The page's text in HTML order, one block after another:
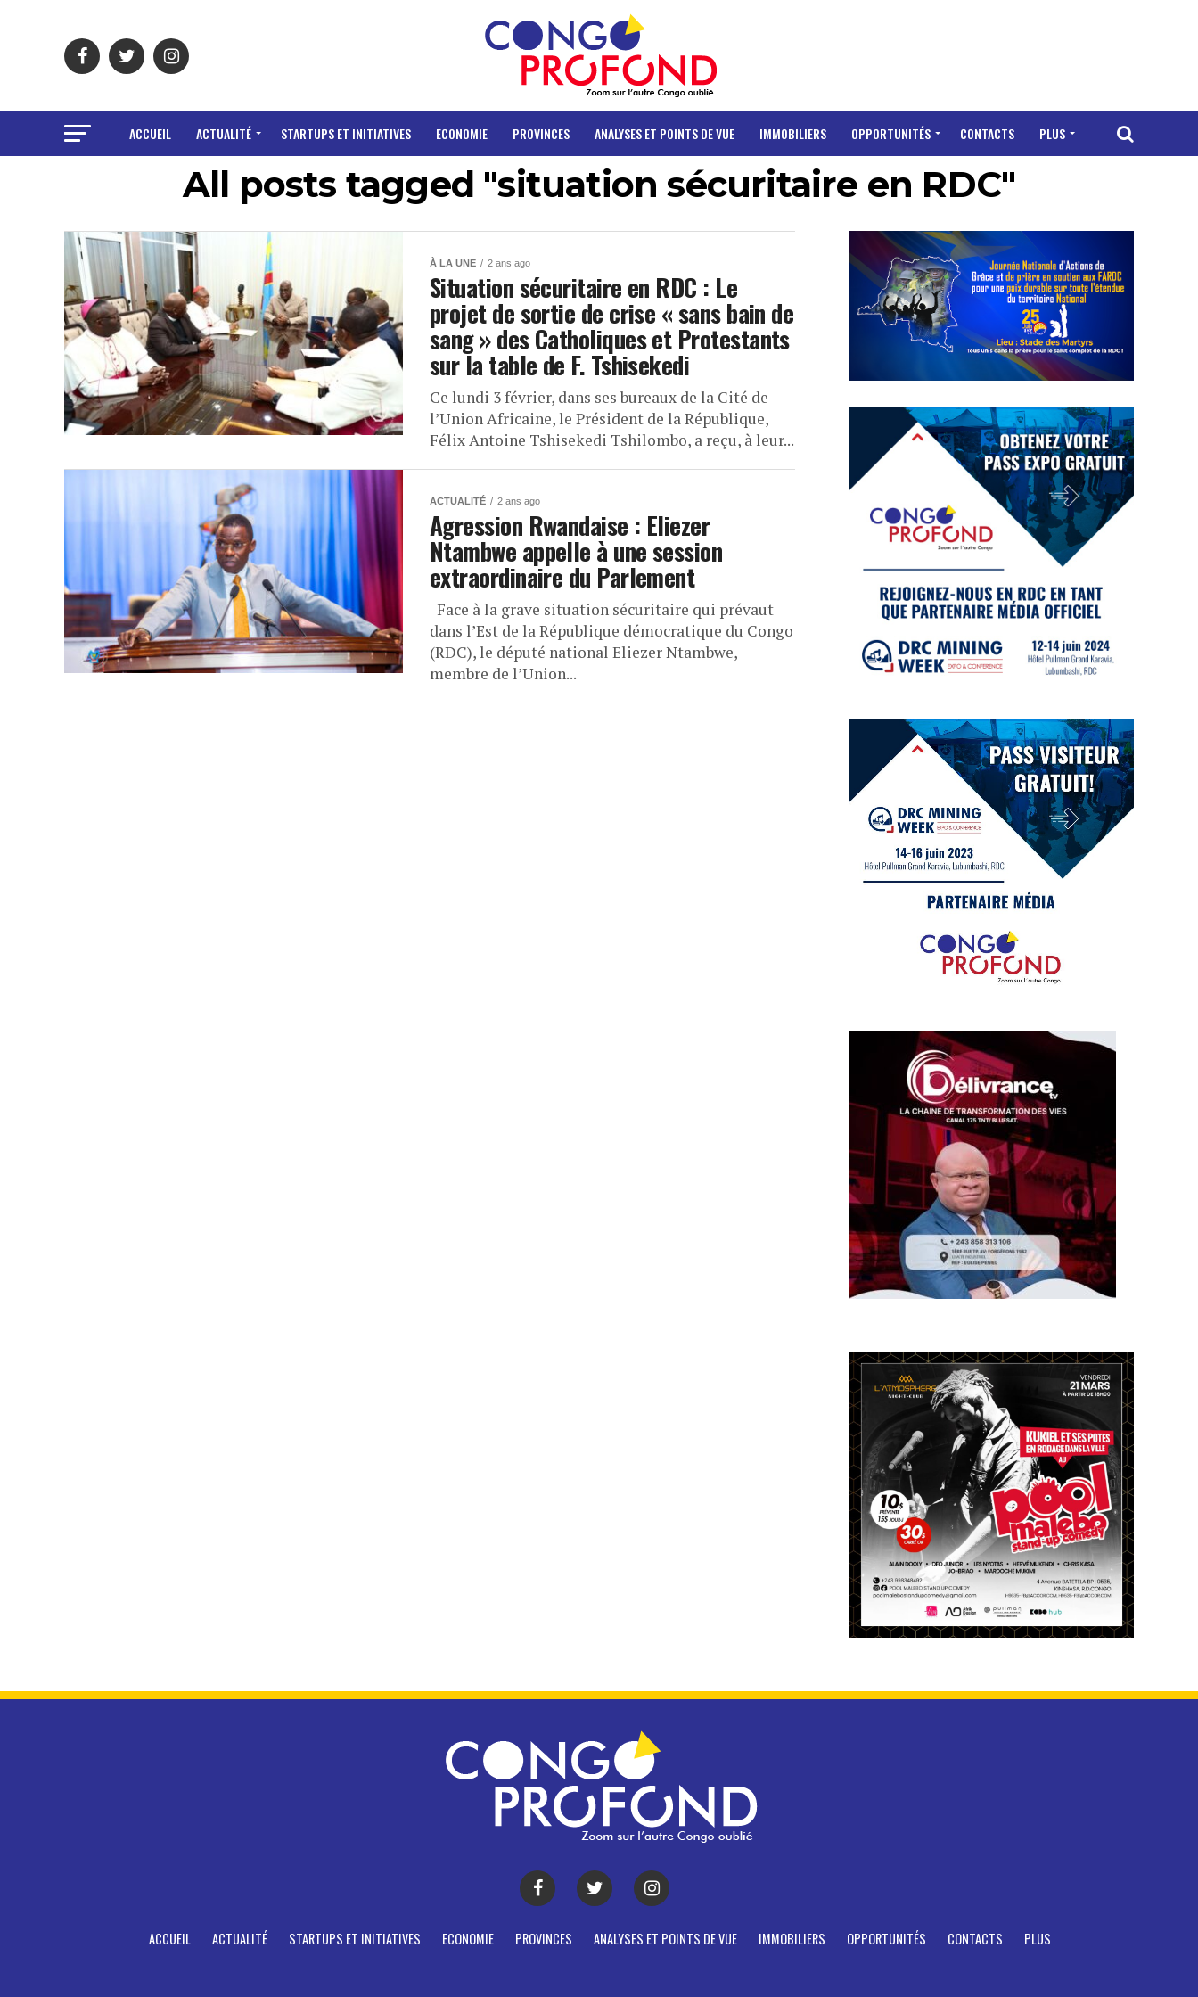
ACCUEIL ACTUALITÉ STARTUPS ET INITIATIVES ECONOMIE PROVINCES ANALYSES ET POINTS DE VUE IMMOBILIERS OPPORTUNITÉS CONTACTS PLUS
All posts tagged "situation sécuritaire en RDC"
À LA UNE 2 ans ago
Situation sécuritaire en RDC : Le
projet de sortie de crise « sans bain de
sang » des Catholiques et Protestants
sur la table de F. Tshisekedi
Ce lundi 3 février, dans ses bureaux de la Cité de
l’Union Africaine, le Président de la République,
Félix Antoine Tshisekedi Tshilombo, a reçu, à leur...
ACTUALITÉ 2 ans ago
Agression Rwandaise : Eliezer
Ntambwe appelle à une session
extraordinaire du Parlement
Face à la grave situation sécuritaire qui prévaut
dans l’Est de la République démocratique du Congo
(RDC), le député national Eliezer Ntambwe,
membre de l’Union...
ACCUEIL ACTUALITÉ STARTUPS ET INITIATIVES ECONOMIE PROVINCES ANALYSES ET POINTS DE VUE IMMOBILIERS OPPORTUNITÉS CONTACTS PLUS